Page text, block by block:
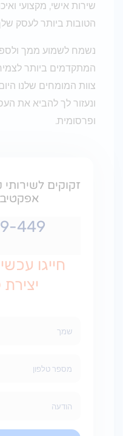
שירות אישי, מקצועי
הטובות ביותר לעסק שלך.
נשמח לשמוע ממך ולספק
המתקדמים ביותר
צוות המומחים שלנו היום
ונעזור לך להביא את העסק
ופרסומית.
זקוקים לשירותי
אפקטיבי
449
חייגו
יצירת